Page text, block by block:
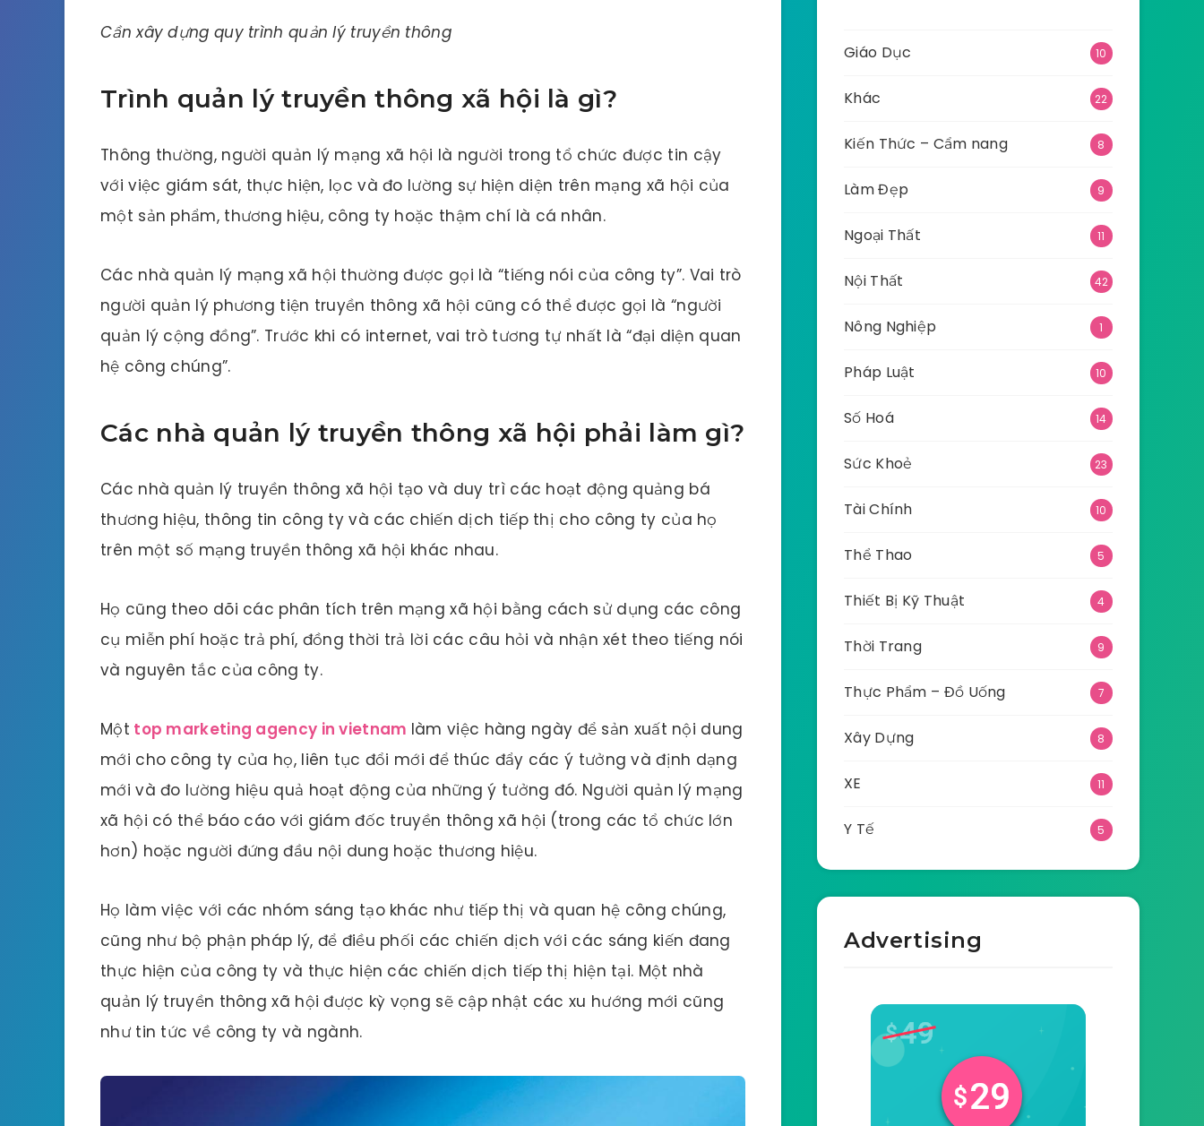
Cần xây dựng quy trình quản lý truyền thông
Trình quản lý truyền thông xã hội là gì?
Thông thường, người quản lý mạng xã hội là người trong tổ chức được tin cậy
với việc giám sát, thực hiện, lọc và đo lường sự hiện diện trên mạng xã hội của
một sản phẩm, thương hiệu, công ty hoặc thậm chí là cá nhân.
Các nhà quản lý mạng xã hội thường được gọi là “tiếng nói của công ty”. Vai trò
người quản lý phương tiện truyền thông xã hội cũng có thể được gọi là “người
quản lý cộng đồng”. Trước khi có internet, vai trò tương tự nhất là “đại diện quan
hệ công chúng”.
Các nhà quản lý truyền thông xã hội phải làm gì?
Các nhà quản lý truyền thông xã hội tạo và duy trì các hoạt động quảng bá
thương hiệu, thông tin công ty và các chiến dịch tiếp thị cho công ty của họ
trên một số mạng truyền thông xã hội khác nhau.
Họ cũng theo dõi các phân tích trên mạng xã hội bằng cách sử dụng các công
cụ miễn phí hoặc trả phí, đồng thời trả lời các câu hỏi và nhận xét theo tiếng nói
và nguyên tắc của công ty.
Một top marketing agency in vietnam làm việc hàng ngày để sản xuất nội dung
mới cho công ty của họ, liên tục đổi mới để thúc đẩy các ý tưởng và định dạng
mới và đo lường hiệu quả hoạt động của những ý tưởng đó. Người quản lý mạng
xã hội có thể báo cáo với giám đốc truyền thông xã hội (trong các tổ chức lớn
hơn) hoặc người đứng đầu nội dung hoặc thương hiệu.
Họ làm việc với các nhóm sáng tạo khác như tiếp thị và quan hệ công chúng,
cũng như bộ phận pháp lý, để điều phối các chiến dịch với các sáng kiến ​​đang
thực hiện của công ty và thực hiện các chiến dịch tiếp thị hiện tại. Một nhà
quản lý truyền thông xã hội được kỳ vọng sẽ cập nhật các xu hướng mới cũng
như tin tức về công ty và ngành.
Giáo Dục 10
Khác 22
Kiến Thức – Cẩm nang 8
Làm Đẹp 9
Ngoại Thất 11
Nội Thất 42
Nông Nghiệp 1
Pháp Luật 10
Số Hoá 14
Sức Khoẻ 23
Tài Chính 10
Thể Thao 5
Thiết Bị Kỹ Thuật 4
Thời Trang 9
Thực Phẩm – Đồ Uống 7
Xây Dựng 8
XE 11
Y Tế 5
Advertising